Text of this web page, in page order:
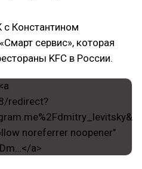
с Константином
сервис», которая
KFC в России.